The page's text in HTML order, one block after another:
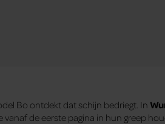
Bo ontdekt dat schijn bedriegt. In
de eerste pagina in hun greep